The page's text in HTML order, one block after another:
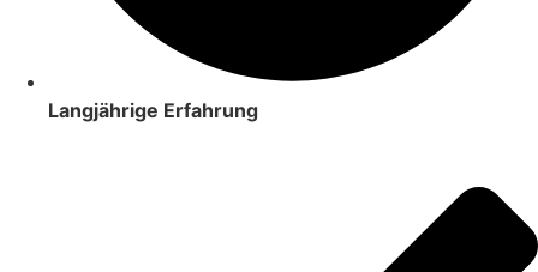
Langjährige Erfahrung